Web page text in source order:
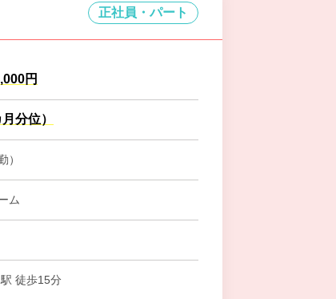
正社員・パート
円
分位）
）
ム
徒歩15分